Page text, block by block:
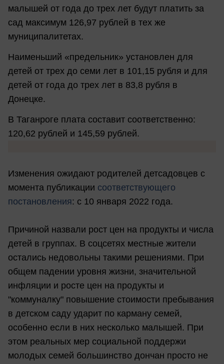
малышей от года до трех лет будут платить за
сад максимум 126,97 рублей в тех же
муниципалитетах.
Наименьший «предельник» установлен для
детей от трех до семи лет в 101,15 рубля и для
детей от года до трех лет в 83,8 рубля в
Донецке.
В Таганроге плата составит соответственно:
120,62 рублей и 145,59 рублей.
Изменения ожидают родителей детсадовцев с
момента публикации соответствующего
постановления: с 10 января 2022 года.
Причиной назвали рост цен на продукты и числа
детей в группах. В соцсетях местные жители
остались недовольны такими решениями. При
общем падении уровня жизни, значительной
инфляции и росте цен на продукты и
"коммуналку" повышение стоимости пребывания
в детском саду ударит по карману семей,
особенно если в них несколько малышей. При
этом реальных мер социальной поддержи
молодых семей большинство дончан просто не